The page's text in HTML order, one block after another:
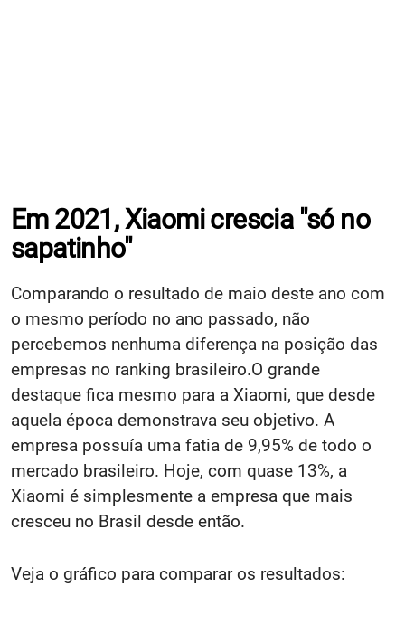
Em 2021, Xiaomi crescia "só no
sapatinho"
Comparando o resultado de maio deste ano com
o mesmo período no ano passado, não
percebemos nenhuma diferença na posição das
empresas no ranking brasileiro.O grande
destaque fica mesmo para a Xiaomi, que desde
aquela época demonstrava seu objetivo. A
empresa possuía uma fatia de 9,95% de todo o
mercado brasileiro. Hoje, com quase 13%, a
Xiaomi é simplesmente a empresa que mais
cresceu no Brasil desde então.
Veja o gráfico para comparar os resultados: